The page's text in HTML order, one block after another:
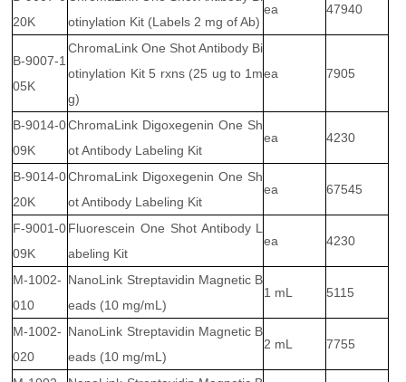
20K
otinylation Kit (Labels 2 mg of Ab)
ea 47940
B-9007-1
05K
ChromaLink One Shot Antibody Bi
otinylation Kit 5 rxns (25 ug to 1m
g)
ea 7905
B-9014-0
09K
ChromaLink Digoxegenin One Sh
ot Antibody Labeling Kit
ea 4230
B-9014-0
20K
ChromaLink Digoxegenin One Sh
ot Antibody Labeling Kit
ea 67545
F-9001-0
09K
Fluorescein One Shot Antibody L
abeling Kit
ea 4230
M-1002-
010
NanoLink Streptavidin Magnetic B
eads (10 mg/mL)
1 mL 5115
M-1002-
020
NanoLink Streptavidin Magnetic B
eads (10 mg/mL)
2 mL 7755